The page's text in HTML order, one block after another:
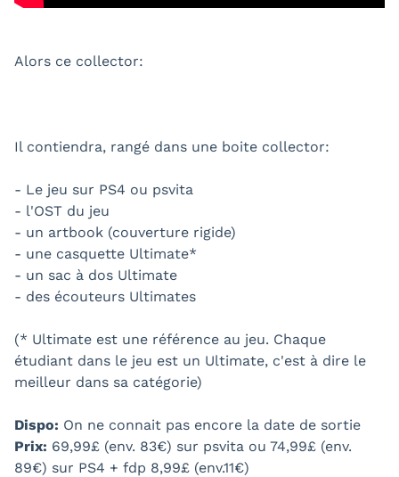
Alors ce collector:
Il contiendra, rangé dans une boite collector:
- Le jeu sur PS4 ou psvita
- l'OST du jeu
- un artbook (couverture rigide)
- une casquette Ultimate*
- un sac à dos Ultimate
- des écouteurs Ultimates
(* Ultimate est une référence au jeu. Chaque
étudiant dans le jeu est un Ultimate, c'est à dire le
meilleur dans sa catégorie)
Dispo: On ne connait pas encore la date de sortie
Prix: 69,99£ (env. 83€) sur psvita ou 74,99£ (env.
89€) sur PS4 + fdp 8,99£ (env.11€)